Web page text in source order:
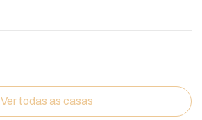
Ver todas as casas